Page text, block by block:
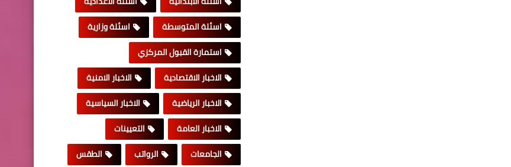
اسئلة المتوسطة
اسئلة وزارية
استمارة القبول المركزي
الاخبار الاقتصادية
الاخبار الامنية
الاخبار الرياضية
الاخبار السياسية
الاخبار العامة
التعيينات
الجامعات
الرواتب الطقس